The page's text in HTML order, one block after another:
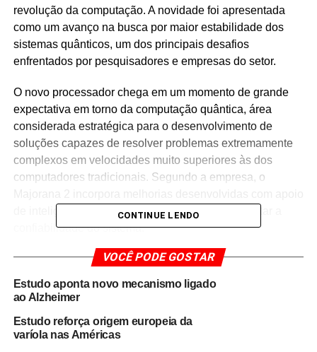
revolução da computação. A novidade foi apresentada
como um avanço na busca por maior estabilidade dos
sistemas quânticos, um dos principais desafios
enfrentados por pesquisadores e empresas do setor.
O novo processador chega em um momento de grande
expectativa em torno da computação quântica, área
considerada estratégica para o desenvolvimento de
soluções capazes de resolver problemas extremamente
complexos em velocidades muito superiores às dos
computadores tradicionais. Segundo a empresa, o
de inteligência artificial, contribuindo para aumentar a
confiabilidade do sistema.
A principal aposta da Microsoft continua sendo a
busca tornar os processadores quânticos mais
tecnologia é baseada em conceitos avançados da física e
CONTINUE LENDO
VOCÊ PODE GOSTAR
Estudo aponta novo mecanismo ligado
ao Alzheimer
Estudo reforça origem europeia da
varíola nas Américas